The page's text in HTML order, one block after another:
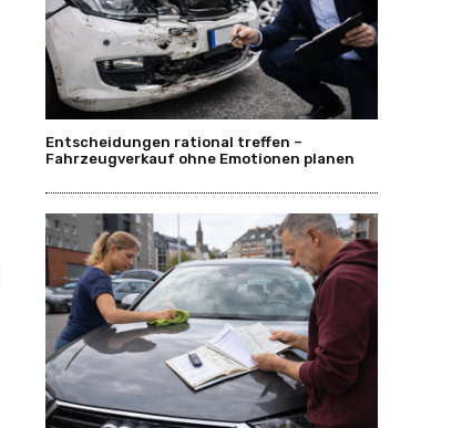
Entscheidungen rational treffen –
Fahrzeugverkauf ohne Emotionen planen